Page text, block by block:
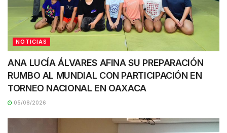
NOTICIAS
ANA LUCÍA ÁLVARES AFINA SU PREPARACIÓN
RUMBO AL MUNDIAL CON PARTICIPACIÓN EN
TORNEO NACIONAL EN OAXACA
05/08/2026